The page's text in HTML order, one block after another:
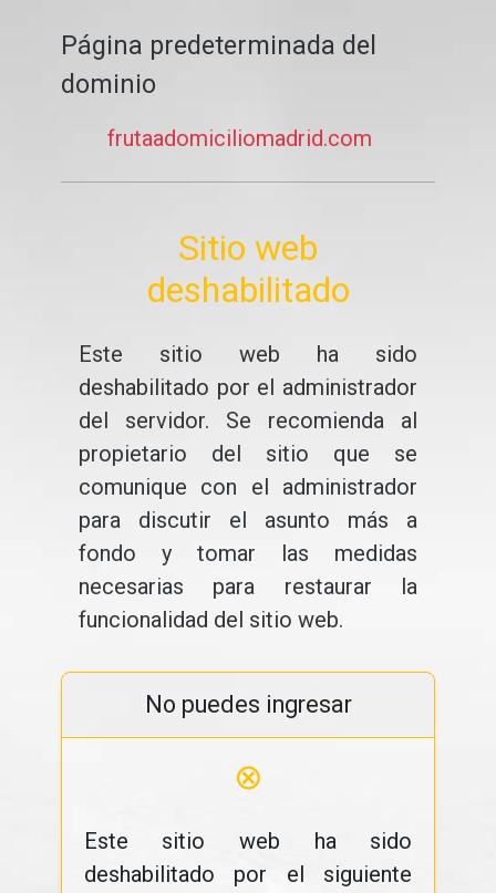
Página predeterminada del
dominio
frutaadomiciliomadrid.com
Sitio web
deshabilitado
Este sitio web ha sido
deshabilitado por el administrador
del servidor. Se recomienda al
propietario del sitio que se
comunique con el administrador
para discutir el asunto más a
fondo y tomar las medidas
necesarias para restaurar la
funcionalidad del sitio web.
No puedes ingresar
⊗
Este sitio web ha sido
deshabilitado por el siguiente